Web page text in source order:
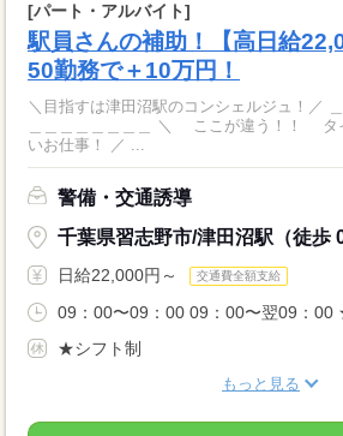
[パート・アルバイト]
駅員さんの補助！【高日給
50勤務で＋10万円！
＼目指すは津田沼駅のコンシェルジュ！／
いお仕事！ ／ ...
警備・交通誘導
千葉県習志野市/津田沼駅（徒歩 0
日給22,000円～ 交通費全額支給
09：00〜09：00 09：00〜翌09：00
★シフト制
もっと見る